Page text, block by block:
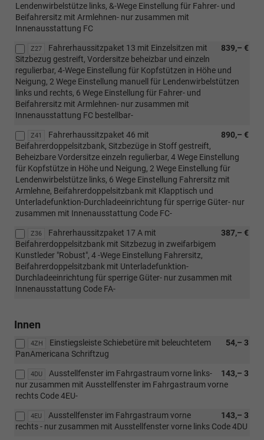
Lendenwirbelstütze links, &-Wege Einstellung für Fahrer- und
Beifahrersitz mit Armlehnen- nur zusammen mit
Innenausstattung FC
Z27 839,– €
Fahrerhaussitzpaket 13 mit Einzelsitzen mit
Sitzbezug gestreift, Vordersitze beheizbar und einzeln
regulierbar, 4-Wege Einstellung für Kopfstützen in Höhe und
Neigung, 2 Wege Einstellung manuell für Lendenwirbelstützen
links und rechts, 6 Wege Einstellung für Fahrer- und
Beifahrersitz mit Armlehnen- nur zusammen mit
Innenausstattung FC bestellbar-
Z41 890,– €
Fahrerhaussitzpaket 46 mit
Beifahrerdoppelsitzbank, Sitzbezüge in Stoff gestreift,
Beheizbare Vordersitze einzeln regulierbar, 4 Wege Einstellung
für Kopfstütze in Höhe und Neigung, 2 Wege Einstellung für
Lendenwirbelstütze links, 6 Wege Einstellung Fahrersitz mit
Armlehne, Beifahrerdoppelsitzbank mit Klapptisch und
Unterladefunktion-Durchladeeinrichtung für sperrige Güter- nur
zusammen mit Innenausstattung Code FC-
Z36 387,– €
Fahrerhaussitzpaket 17 A mit
Beifahrerdoppelsitzbank mit Sitzbezug in zweifarbigem
Kunstleder "Robust", 4 -Wege Einstellung Fahrersitz,
Beifahrerdoppelsitzbank mit Unterladefunktion-
Durchladeeinrichtung für sperrige Güter- nur zusammen mit
Innenausstattung Code FA-
Innen
4ZH 54,– 3
Einstiegsleiste Schiebetüre mit beleuchtetem
PanAmericana Schriftzug
4DU 143,– 3
Ausstellfenster im Fahrgastraum vorne links-
nur zusammen mit Ausstellfenster im Fahrgastraum vorne
rechts Code 4EU-
4EU 143,– 3
Ausstellfenster im Fahrgastraum vorne
rechts - nur zusammen mit Ausstellfenster vorne links Code 4DU